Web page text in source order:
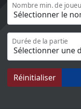
Nombre min. de
Durée de la partie
Réinitialiser